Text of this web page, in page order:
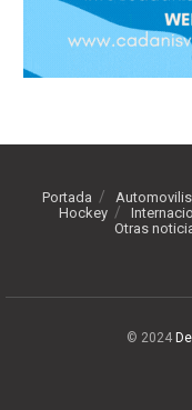
Portada
Hockey
Otras
© 2024